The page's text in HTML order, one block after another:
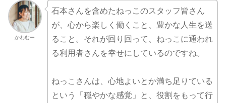
かわむー
石本さんを含めたねっこのスタッフ皆さん
が、心から楽しく働くこと、豊かな人生を送
ること。それが回り回って、ねっこに通われ
る利用者さんを幸せにしているのですね。
ねっこさんは、心地よいとか満ち足りている
という「穏やかな感覚」と、役割をもって行